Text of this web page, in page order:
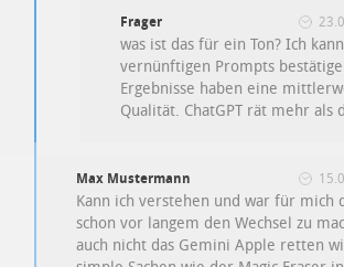
Frager
was ist das für ein Ton? Ich
vernünftigen Prompts
Ergebnisse haben eine
Qualität. ChatGPT rät mehr als
Max Mustermann
Kann ich verstehen und war für mich
schon vor langem den Wechsel zu
auch nicht das Gemini Apple retten